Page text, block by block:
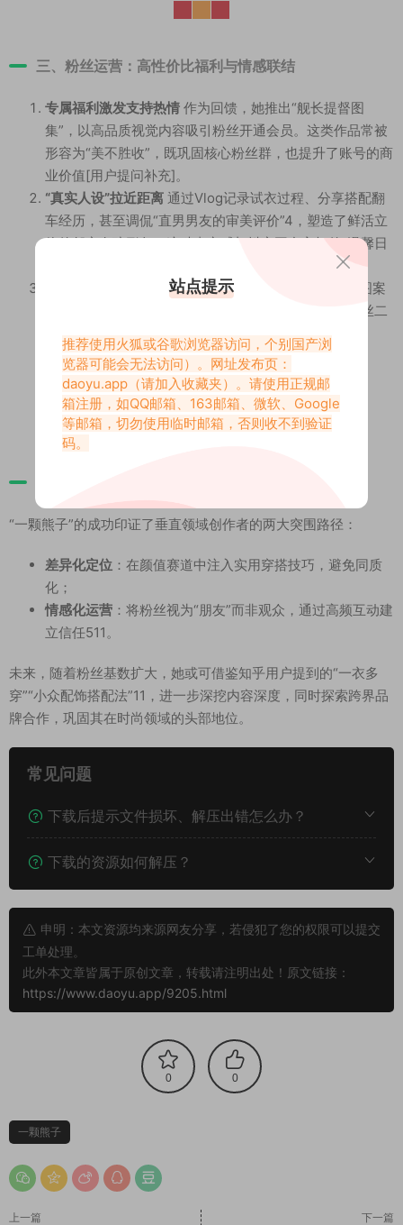
三、粉丝运营：高性价比福利与情感联结
专属福利激发支持热情 作为回馈，她推出“舰长提督图
集”，以高品质视觉内容吸引粉丝开通会员。这类作品常被
形容为“美不胜收”，既巩固核心粉丝群，也提升了账号的商
业价值[用户提问补充]。
“真实人设”拉近距离 通过Vlog记录试衣过程、分享搭配翻
车经历，甚至调侃“直男男友的审美评价”4 ，塑造了鲜活立
体的邻家女孩形象。这种真实感与抖音平台主打的“温馨日
在视频中埋梗（如衣服上的香蕉图案
）、发起“晒同款穿搭”话题，鼓励粉丝二
次创作，形成内容共创生态。
“一颗熊子”的成功印证了垂直领域创作者的两大突围路径：
差异化定位 ：在颜值赛道中注入实用穿搭技巧，避免同质
化；
情感化运营 ：将粉丝视为“朋友”而非观众，通过高频互动建
立信任511。
未来，随着粉丝基数扩大，她或可借鉴知乎用户提到的“一衣多
穿”“小众配饰搭配法”11 ，进一步深挖内容深度，同时探索跨界品
牌合作，巩固其在时尚领域的头部地位。
常见问题
下载后提示文件损坏、解压出错怎么办？
下载的资源如何解压？
申明：本文资源均来源网友分享，若侵犯了您的权限可以提交
工单处理。
此外本文章皆属于原创文章，转载请注明出处！原文链接：
https://www.daoyu.app/9205.html
0 0
一颗熊子
上一篇 下一篇
站点提示
推荐使用火狐或谷歌浏览器访问，个别国产浏
览器可能会无法访问）。网址发布页：
daoyu.app （请加入收藏夹）。请使用正规邮
箱注册，如QQ邮箱、163邮箱、微软、Google
等邮箱，切勿使用临时邮箱，否则收不到验证
码。